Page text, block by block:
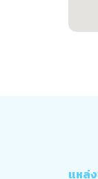
แหล่